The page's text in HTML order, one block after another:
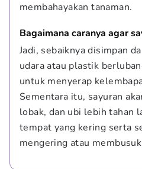
membahayakan tanaman.
Bagaimana caranya agar
Jadi, sebaiknya disimpan
udara atau plastik
untuk menyerap
Sementara itu, sayuran
lobak, dan ubi lebih tahan
tempat yang kering serta
mengering atau